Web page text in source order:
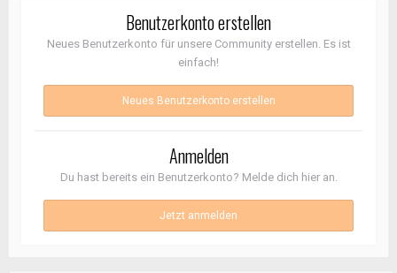
Benutzerkonto erstellen
Neues Benutzerkonto für unsere Community erstellen. Es ist
einfach!
Neues Benutzerkonto erstellen
Anmelden
Du hast bereits ein Benutzerkonto? Melde dich hier an.
Jetzt anmelden